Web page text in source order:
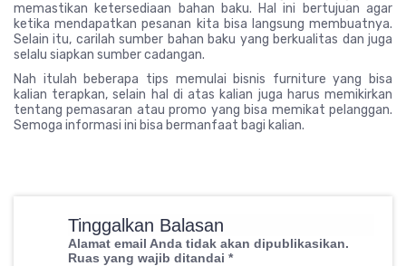
memastikan ketersediaan bahan baku. Hal ini bertujuan agar
ketika mendapatkan pesanan kita bisa langsung membuatnya.
Selain itu, carilah sumber bahan baku yang berkualitas dan juga
selalu siapkan sumber cadangan.
Nah itulah beberapa tips memulai bisnis furniture yang bisa
kalian terapkan, selain hal di atas kalian juga harus memikirkan
tentang pemasaran atau promo yang bisa memikat pelanggan.
Semoga informasi ini bisa bermanfaat bagi kalian.
Tinggalkan Balasan
Alamat email Anda tidak akan dipublikasikan.
Ruas yang wajib ditandai *